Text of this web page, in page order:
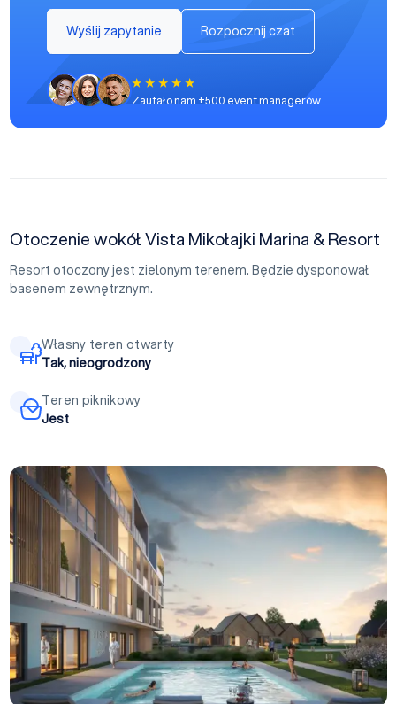
Wyślij zapytanie Rozpocznij czat
Zaufało nam +500 event managerów
Otoczenie wokół Vista Mikołajki Marina & Resort
Resort otoczony jest zielonym terenem. Będzie dysponował
basenem zewnętrznym.
Własny teren otwarty
Tak, nieogrodzony
Teren piknikowy
Jest